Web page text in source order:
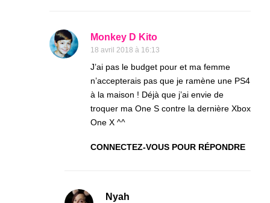
Monkey D Kito
18 avril 2018 à 16:13
J’ai pas le budget pour et ma femme
n’accepterais pas que je ramène une PS4
à la maison ! Déjà que j’ai envie de
troquer ma One S contre la dernière Xbox
One X ^^
CONNECTEZ-VOUS POUR RÉPONDRE
Nyah